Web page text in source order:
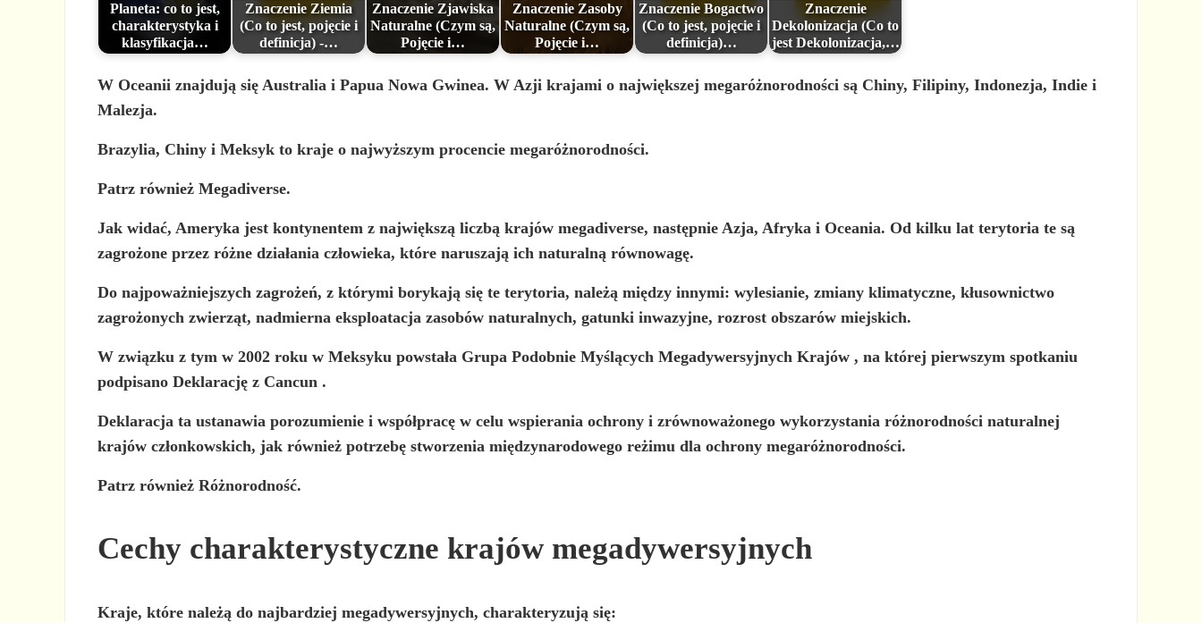
Planeta: co to jest,
charakterystyka i
klasyfikacja…
Znaczenie Ziemia
(Co to jest, pojęcie i
definicja) -…
Znaczenie Zjawiska
Naturalne (Czym są,
Pojęcie i…
Znaczenie Zasoby
Naturalne (Czym są,
Pojęcie i…
Znaczenie Bogactwo
(Co to jest, pojęcie i
definicja)…
Znaczenie
Dekolonizacja (Co to
jest Dekolonizacja,…
W Oceanii znajdują się Australia i Papua Nowa Gwinea. W Azji krajami o największej megaróżnorodności są Chiny, Filipiny, Indonezja, Indie i
Malezja.
Brazylia, Chiny i Meksyk to kraje o najwyższym procencie megaróżnorodności.
Patrz również Megadiverse.
Jak widać, Ameryka jest kontynentem z największą liczbą krajów megadiverse, następnie Azja, Afryka i Oceania. Od kilku lat terytoria te są
zagrożone przez różne działania człowieka, które naruszają ich naturalną równowagę.
Do najpoważniejszych zagrożeń, z którymi borykają się te terytoria, należą między innymi: wylesianie, zmiany klimatyczne, kłusownictwo
zagrożonych zwierząt, nadmierna eksploatacja zasobów naturalnych, gatunki inwazyjne, rozrost obszarów miejskich.
W związku z tym w 2002 roku w Meksyku powstała Grupa Podobnie Myślących Megadywersyjnych Krajów , na której pierwszym spotkaniu
podpisanoDeklarację z Cancun .
Deklaracja ta ustanawia porozumienie i współpracę w celu wspierania ochrony i zrównoważonego wykorzystania różnorodności naturalnej
krajów członkowskich, jak również potrzebę stworzenia międzynarodowego reżimu dla ochrony megaróżnorodności.
Patrz również Różnorodność.
Cechy charakterystyczne krajów megadywersyjnych
Kraje, które należą do najbardziej megadywersyjnych, charakteryzują się: